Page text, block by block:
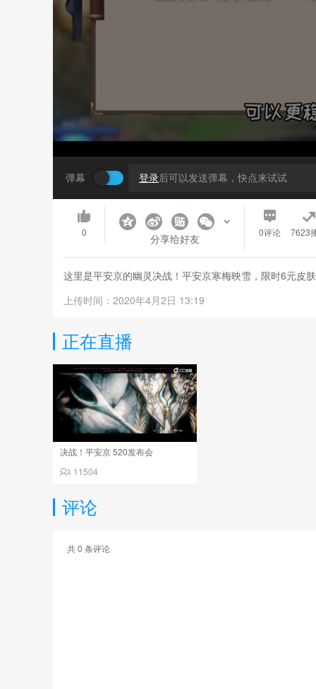
弹幕 登录后可以发送弹幕，快点来试试
0 分享给好友 0评论 7623
这里是平安京的幽灵决战！平安京寒梅映雪，限时6元皮
上传时间：2020年4月2日 13:19
正在直播
决战！平安京 520发布会
11504
评论
共0 条评论